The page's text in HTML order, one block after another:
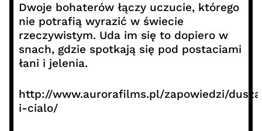
Dwoje bohaterów łączy uczucie, którego
nie potrafią wyrazić w świecie
rzeczywistym. Uda im się to dopiero w
snach, gdzie spotkają się pod postaciami
łani i jelenia.
http://www.aurorafilms.pl/zapowiedzi/
i-cialo/